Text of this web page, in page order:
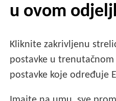
u ovom
Kliknite zakrivljenu
postavke u
postavke koje određuje